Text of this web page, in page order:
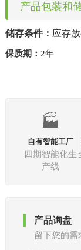
产品包装和
储存条件： 应存
保质期： 2年
🏭
自有智能工厂
四期智能化生
产线
产品询盘
留下您的需